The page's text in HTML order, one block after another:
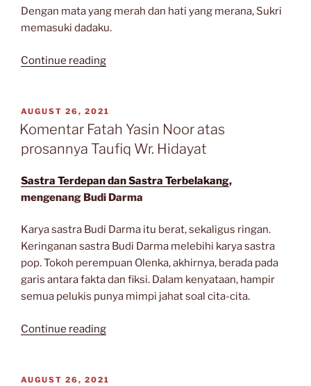
Dengan mata yang merah dan hati yang merana, Sukri
memasuki dadaku.
Continue reading“PISAU
POSTED
ON
AUGUST 26, 2021
Komentar Fatah Yasin Noor atas
prosannya Taufiq Wr. Hidayat
Sastra Terdepan dan Sastra Terbelakang,
mengenang Budi Darma
Karya sastra Budi Darma itu berat, sekaligus ringan.
Keringanan sastra Budi Darma melebihi karya sastra
pop. Tokoh perempuan Olenka, akhirnya, berada pada
garis antara fakta dan fiksi. Dalam kenyataan, hampir
semua pelukis punya mimpi jahat soal cita-cita.
Continue reading“Komentar
Noor
POSTED
AUGUST 26, 2021